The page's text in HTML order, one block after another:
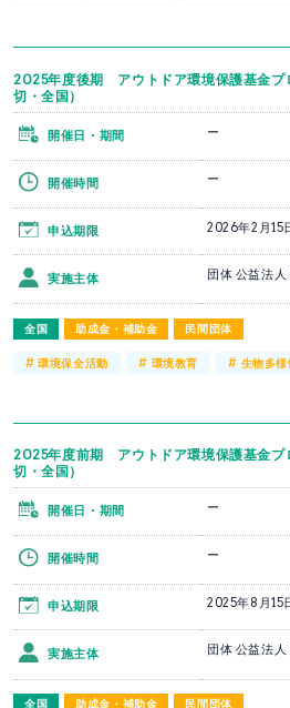
2025年度後期 アウトドア環境保護基金プ
切・全国）
全国 助成金・補助金 民間団体
開催日・期間 ー
開催時間 ー
申込期限 2026年2月15
実施主体 団体 公益法
#環境保全活動 # 環境教育 # 生物多様
2025年度前期 アウトドア環境保護基金プ
切・全国）
全国 助成金・補助金 民間団体
開催日・期間 ー
開催時間 ー
申込期限 2025年8月15
実施主体 団体 公益法